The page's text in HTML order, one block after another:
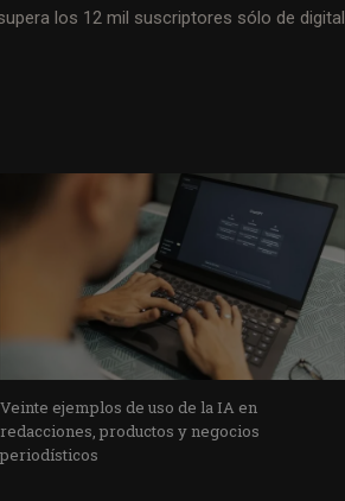
los 12 mil suscriptores sólo de digital
Veinte ejemplos de uso de la IA en
redacciones, productos y negocios
periodísticos